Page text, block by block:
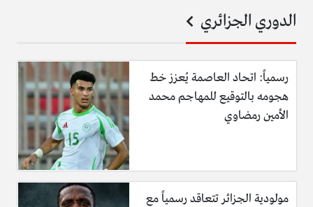
الدوري الجزائري
رسمياً: اتحاد العاصمة يُعزز خط
هجومه بالتوقيع للمهاجم محمد
الأمين رمضاوي
مولودية الجزائر تتعاقد رسمياً مع